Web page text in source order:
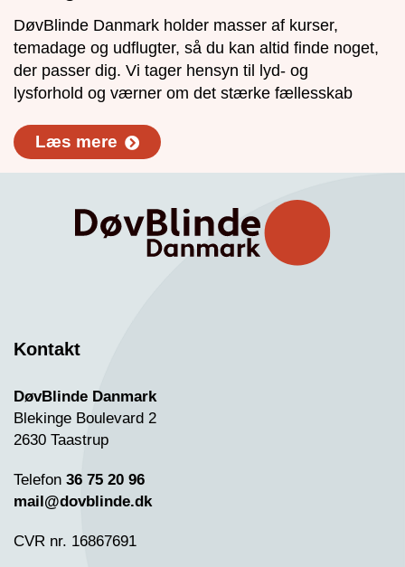
DøvBlinde Danmark holder masser af kurser,
temadage og udflugter, så du kan altid finde noget,
der passer dig. Vi tager hensyn til lyd- og
lysforhold og værner om det stærke fællesskab
Læs mere
Kontakt
DøvBlinde Danmark
Blekinge Boulevard 2
2630 Taastrup
Telefon 36 75 20 96
mail@dovblinde.dk
CVR nr. 16867691